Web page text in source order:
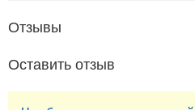
Отзывы
Оставить отзыв